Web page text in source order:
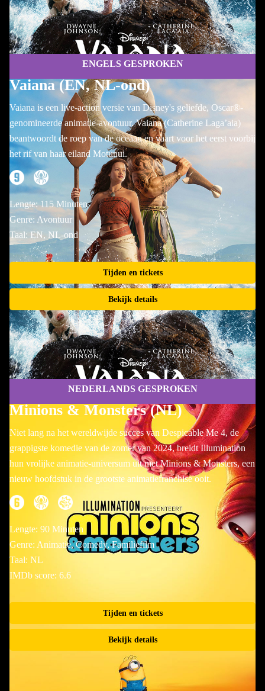
ENGELS GESPROKEN
Vaiana (EN, NL-ond)
Vaiana is een live-action versie van Disney's geliefde, Oscar®-
genomineerde animatie-avontuur. Vaiana (Catherine Laga’aia)
beantwoordt de roep van de oceaan en vaart voor het eerst voorbij
het rif van haar eiland Motunui.
Lengte: 115 Minuten
Genre: Avontuur
Taal: EN, NL-ond
Tijden en tickets
Bekijk details
NEDERLANDS GESPROKEN
Minions & Monsters (NL)
Niet lang na het wereldwijde succes van Despicable Me 4, de
grappigste komedie van de zomer van 2024, breidt Illumination
hun vrolijke animatie-universum uit met Minions & Monsters, een
nieuw hoofdstuk in de grootste animatiefranchise ooit.
Lengte: 90 Minuten
Genre: Animatie, Comedy, Familiefilm
Taal: NL
IMDb score: 6.6
Tijden en tickets
Bekijk details